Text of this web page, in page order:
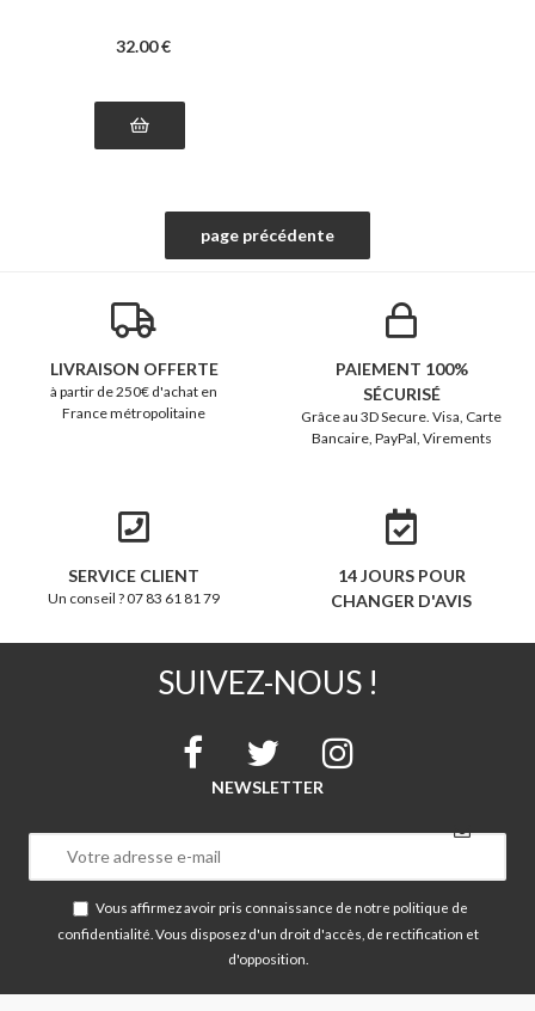
32.00 €
LIVRAISON OFFERTE
à partir de 250€ d'achat en
France métropolitaine
PAIEMENT 100%
SÉCURISÉ
Grâce au 3D Secure. Visa, Carte
Bancaire, PayPal, Virements
SERVICE CLIENT
Un conseil ? 07 83 61 81 79
14 JOURS POUR
CHANGER D'AVIS
SUIVEZ-NOUS !
NEWSLETTER
Vous affirmez avoir pris connaissance de notre politique de
confidentialité . Vous disposez d'un droit d'accès, de rectification et
d'opposition.